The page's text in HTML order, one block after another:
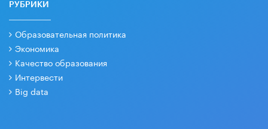
РУБРИКИ
Образовательная политика
Экономика
Качество образования
Интервести
Big data